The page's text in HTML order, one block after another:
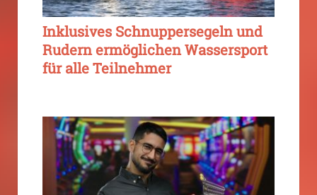
Inklusives Schnuppersegeln und
Rudern ermöglichen Wassersport
für alle Teilnehmer